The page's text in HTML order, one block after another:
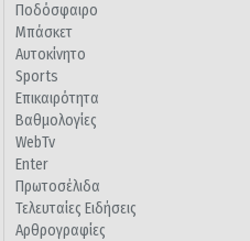
Ποδόσφαιρο
Μπάσκετ
Αυτοκίνητο
Sports
Επικαιρότητα
Βαθμολογίες
WebTv
Enter
Πρωτοσέλιδα
Τελευταίες Ειδήσεις
Αρθρογραφίες